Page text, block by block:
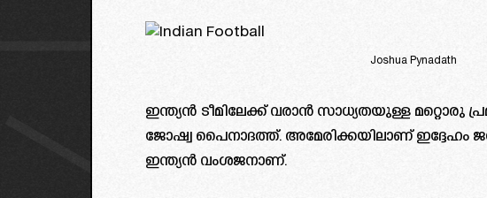
Joshua Pynadath
ഇന്ത്യൻ ടീമിലേക്ക് വരാൻ സാധ്യതയുള്ള മറ്റൊരു
ജോഷ്വ പൈനാദത്ത്. അമേരിക്കയിലാണ് ഇദ്ദേഹം
ഇന്ത്യൻ വംശജനാണ്.